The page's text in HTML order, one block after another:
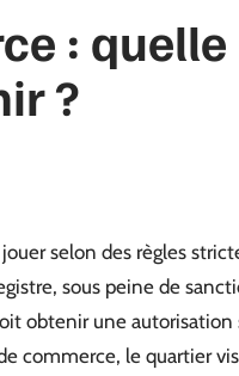
: quelle
?
selon des règles
sous peine de
obtenir une
commerce, le quartier